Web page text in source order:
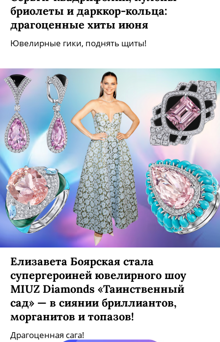
бриолеты и дарккор-кольца:
драгоценные хиты июня
Ювелирные гики, поднять щиты!
Елизавета Боярская стала
супергероиней ювелирного шоу
MIUZ Diamonds «Таинственный
сад» — в сиянии бриллиантов,
морганитов и топазов!
Драгоценная сага!